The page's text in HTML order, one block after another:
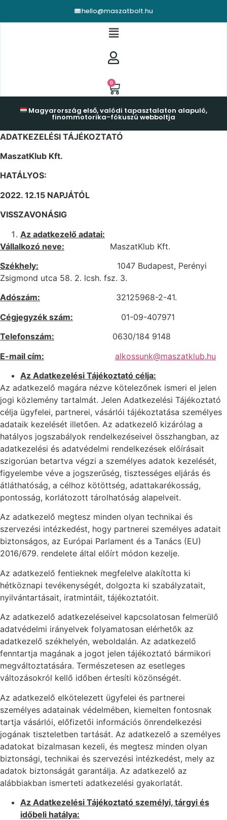
hello@maszatbolt.hu
0
Magyarország első, valódi tapasztalaton alapuló,
finommotorika-fókuszú webboltja
ADATKEZELÉSI TÁJÉKOZTATÓ
MaszatKlub Kft.
HATÁLYOS:
2022. 12.15 NAPJÁTÓL
VISSZAVONÁSIG
Az adatkezelő adatai:
Vállalkozó neve: MaszatKlub Kft.
Székhely: 1047 Budapest, Perényi
Zsigmond utca 58. 2. lcsh. fsz. 3.
Adószám: 32125968-2-41.
Cégjegyzék szám: 01-09-407971
Telefonszám: 0630/184 9148
E-mail cím:
alkossunk@maszatklub.hu
Az Adatkezelési Tájékoztató célja:
Az adatkezelő magára nézve kötelezőnek ismeri el jelen
jogi közlemény tartalmát. Jelen Adatkezelési Tájékoztató
célja ügyfelei, partnerei, vásárlói tájékoztatása személyes
adataik kezelését illetően. Az adatkezelő kizárólag a
hatályos jogszabályok rendelkezéseivel összhangban, az
adatkezelési és adatvédelmi rendelkezések előírásait
szigorúan betartva végzi a személyes adatok kezelését,
figyelembe véve a jogszerűség, tisztességes eljárás és
átláthatóság, a célhoz kötöttség, adattakarékosság,
pontosság, korlátozott tárolhatóság alapelveit.
Az adatkezelő megtesz minden olyan technikai és
szervezési intézkedést, hogy partnerei személyes adatait
biztonságos, az Európai Parlament és a Tanács (EU)
2016/679. rendelete által előírt módon kezelje.
Az adatkezelő fentieknek megfelelve alakította ki
hétköznapi tevékenységét, dolgozta ki szabályzatait,
nyilvántartásait, iratmintáit, tájékoztatóit.
Az adatkezelő adatkezeléseivel kapcsolatosan felmerülő
adatvédelmi irányelvek folyamatosan elérhetők az
adatkezelő székhelyén, weboldalán. Az adatkezelő
fenntartja magának a jogot jelen tájékoztató bármikori
megváltoztatására. Természetesen az esetleges
változásokról kellő időben értesíti közönségét.
Az adatkezelő elkötelezett ügyfelei és partnerei
személyes adatainak védelmében, kiemelten fontosnak
tartja vásárlói, előfizetői információs önrendelkezési
jogának tiszteletben tartását. Az adatkezelő a személyes
adatokat bizalmasan kezeli, és megtesz minden olyan
biztonsági, technikai és szervezési intézkedést, mely az
adatok biztonságát garantálja. Az adatkezelő az
alábbiakban ismerteti adatkezelési gyakorlatát.
Az Adatkezelési Tájékoztató személyi, tárgyi és
időbeli hatálya: